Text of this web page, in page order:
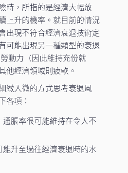
時，所指的是經濟大幅放
上升的機率。就目前的情況
出現不符合經濟衰退技術定
可能出現另一種類型的衰退
動力（因此維持充份就
他經濟領域則疲軟。
緻入微的方式思考衰退風
各項：
脹率很可能維持在令人不
升至過往經濟衰退時的水